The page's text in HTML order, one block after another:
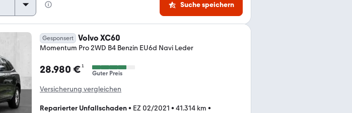
Suche speichern
Gesponsert Volvo XC60
Momentum Pro 2WD B4 Benzin EU6d Navi Leder
28.980 €¹
Guter Preis
Versicherung vergleichen
Reparierter Unfallschaden• EZ 02/2021 • 41.314 km •